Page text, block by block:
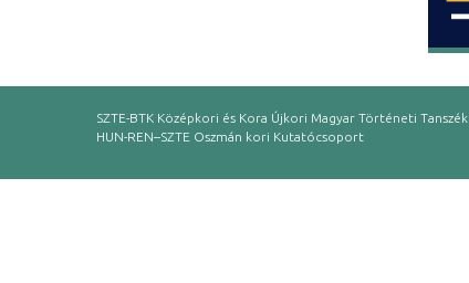
SZTE-BTK Középkori és Kora Újkori Magyar Történeti Tanszék
HUN-REN–SZTE Oszmán kori Kutatócsoport